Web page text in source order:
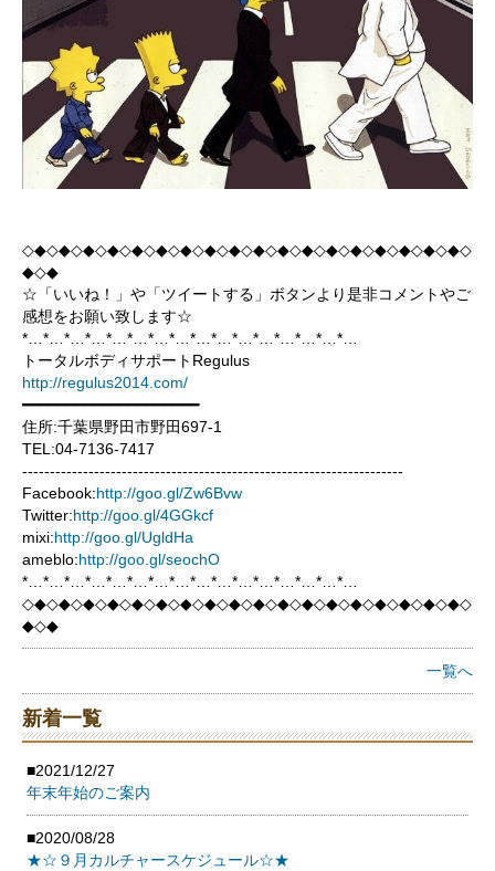
◇◆◇◆◇◆◇◆◇◆◇◆◇◆◇◆◇◆◇◆◇◆◇◆◇◆◇◆◇◆◇◆◇◆◇◆◇
◆◇◆
☆「いいね！」や「ツイートする」ボタンより是非コメントやご
感想をお願い致します☆
*…*…*…*…*…*…*…*…*…*…*…*…*…*…*…*…
トータルボディサポートRegulus
http://regulus2014.com/
━━━━━━━━━━━━━━━━━━━━
住所:千葉県野田市野田697-1
TEL:04-7136-7417
---------------------------------------------------------------------
Facebook:http://goo.gl/Zw6Bvw
Twitter:http://goo.gl/4GGkcf
mixi:http://goo.gl/UgldHa
ameblo:http://goo.gl/seochO
*…*…*…*…*…*…*…*…*…*…*…*…*…*…*…*…
◇◆◇◆◇◆◇◆◇◆◇◆◇◆◇◆◇◆◇◆◇◆◇◆◇◆◇◆◇◆◇◆◇◆◇◆◇
◆◇◆
一覧へ
新着一覧
■2021/12/27
年末年始のご案内
■2020/08/28
★☆９月カルチャースケジュール☆★